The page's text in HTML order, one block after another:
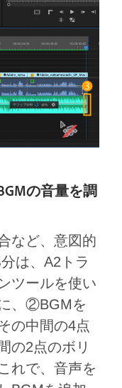
の音量を調
など、意図的
は、A2トラ
ツールを使い
、②BGMを
の中間の4点
の2点のボリ
れで、音声を